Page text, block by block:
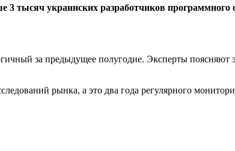
тысяч украинских разработчиков программного
за предыдущее полугодие. Эксперты
рынка, а это два года регулярного